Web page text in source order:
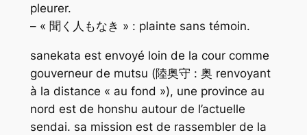
pleurer.
– « 聞く人もなき » : plainte sans témoin.
sanekata est envoyé loin de la cour comme
gouverneur de mutsu (陸奥守 : 奥 renvoyant
à la distance « au fond »), une province au
nord est de honshu autour de l’actuelle
sendai. sa mission est de rassembler de la